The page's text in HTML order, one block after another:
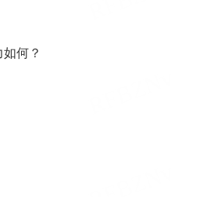
何？